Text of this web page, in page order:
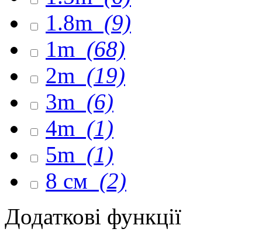
1.8m (9)
1m (68)
2m (19)
3m (6)
4m (1)
5m (1)
8 см (2)
Додаткові функції